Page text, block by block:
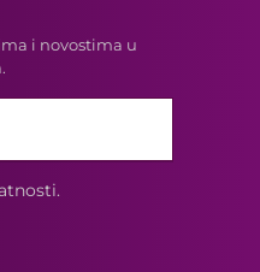
i novostima u